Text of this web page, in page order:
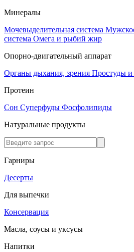
Минералы
Мочевыделительная система
система Омега и рыбий жир
Опорно-двигательный аппарат
Органы дыхания, зрения Простуды
Протеин
Сон Суперфуды Фосфолипиды
Натуральные продукты
Гарниры
Десерты
Для выпечки
Консервация
Масла, соусы и уксусы
Напитки